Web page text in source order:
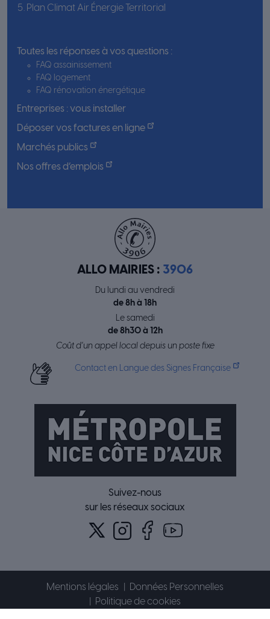
Plan Climat Air Énergie Territorial
Toutes les réponses à vos questions :
FAQ assainissement
FAQ logement
FAQ rénovation énergétique
Entreprises : vous installer
Déposer vos factures en ligne
Marchés publics
Nos offres d’emplois
ALLO MAIRIES : 3906
Du lundi au vendredi
de 8h à 18h
Le samedi
de 8h30 à 12h
Coût d’un appel local depuis un poste fixe
Contact en Langue des Signes Française
Suivez-nous
sur les réseaux sociaux
Mentions légales
Données Personnelles
Politique de cookies